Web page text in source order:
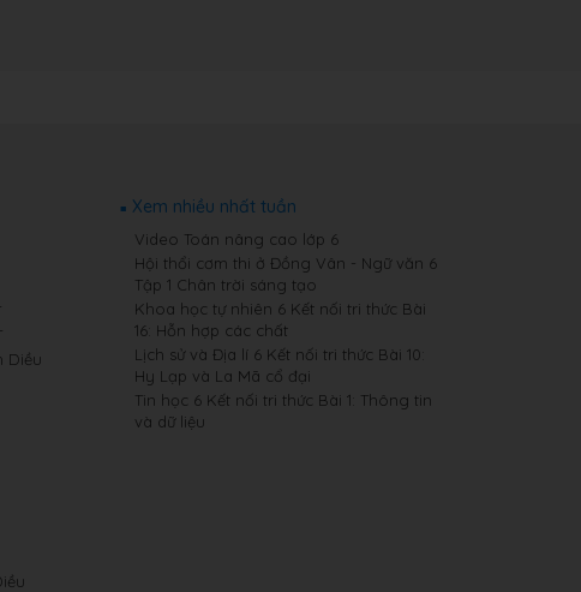
Diều
Xem nhiều nhất tuần
Video Toán nâng cao lớp 6
Hội thổi cơm thi ở Đồng Vân - Ngữ văn 6
Tập 1 Chân trời sáng tạo
Khoa học tự nhiên 6 Kết nối tri thức Bài
16: Hỗn hợp các chất
Lịch sử và Địa lí 6 Kết nối tri thức Bài 10:
Hy Lạp và La Mã cổ đại
Tin học 6 Kết nối tri thức Bài 1: Thông tin
và dữ liệu